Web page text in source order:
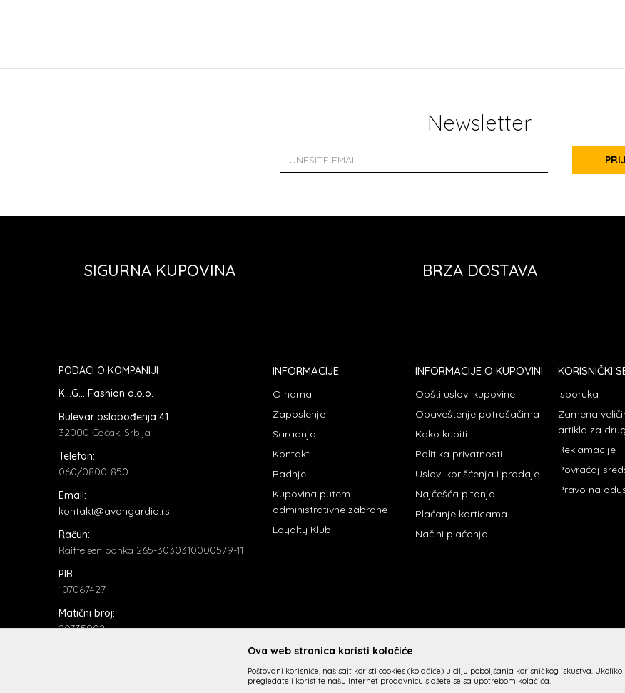
Newsletter
SIGURNA KUPOVINA BRZA DOSTAVA
PODACI O KOMPANIJI
K...G... Fashion d.o.o.
Bulevar oslobođenja 41
32000 Čačak, Srbija
Telefon:
060/0800-850
Email:
kontakt@avangardia.rs
Račun:
Raiffeisen banka 265-3030310000579-11
PIB:
107067427
Matični broj:
20735902
INFORMACIJE
O nama
Zaposlenje
Saradnja
Kontakt
Radnje
Kupovina putem
administrativne zabrane
Loyalty Klub
INFORMACIJE O KUPOVINI
Opšti uslovi kupovine
Obaveštenje potrošačima
Kako kupiti
Politika privatnosti
Uslovi korišćenja i prodaje
Najčešća pitanja
Plaćanje karticama
Načini plaćanja
KORISNIČKI
Isporuka
Zamena
artikla za
Reklamacije
Povraćaj
Pravo na
Ova web stranica koristi kolačiće
Poštovani korisniče, naš sajt koristi cookies (kolačiće) u cilju poboljšanja korisničkog iskustva.
pregledate i koristite našu Internet prodavnicu slažete se sa upotrebom kolačića.